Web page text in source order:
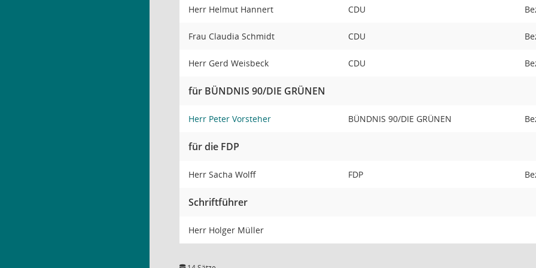
Herr Helmut Hannert CDU
Frau Claudia Schmidt CDU
Herr Gerd Weisbeck CDU
für BÜNDNIS 90/DIE GRÜNEN
Herr Peter Vorsteher BÜNDNIS 90/DIE GRÜNEN
für die FDP
Herr Sacha Wolff FDP
Schriftführer
Herr Holger Müller